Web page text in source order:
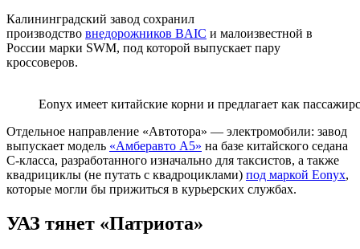
Калининградский завод сохранил
производство внедорожников BAIC и малоизвестной в
России марки SWM, под которой выпускает пару
кроссоверов.
Eonyx имеет китайские корни и предлагает как
Отдельное направление «Автотора» — электромобили: завод
выпускает модель «Амберавто А5» на базе китайского седана
C-класса, разработанного изначально для таксистов, а также
квадрициклы (не путать с квадроциклами) под маркой Eonyx,
которые могли бы прижиться в курьерских службах.
УАЗ тянет «Патриота»